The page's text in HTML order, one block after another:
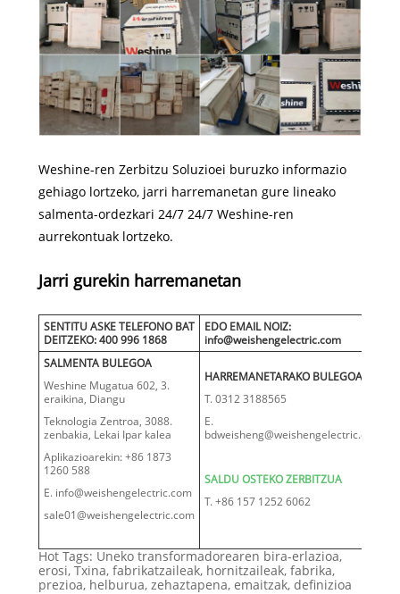
Weshine-ren Zerbitzu Soluzioei buruzko informazio
gehiago lortzeko, jarri harremanetan gure lineako
salmenta-ordezkari 24/7 24/7 Weshine-ren
aurrekontuak lortzeko.
Jarri gurekin harremanetan
SENTITU ASKE TELEFONO BAT
DEITZEKO: 400 996 1868
EDO EMAIL NOIZ:
info@weishengelectric.com
SALMENTA BULEGOA
Weshine Mugatua 602, 3.
eraikina, Diangu
Teknologia Zentroa, 3088.
zenbakia, Lekai Ipar kalea
Aplikazioarekin: +86 1873
1260 588
E. info@weishengelectric.com
sale01@weishengelectric.com
HARREMANETARAKO BULEGOA
T. 0312 3188565
E.
bdweisheng@weishengelectric.com
SALDU OSTEKO ZERBITZUA
T. +86 157 1252 6062
Hot Tags: Uneko transformadorearen bira-erlazioa,
erosi, Txina, fabrikatzaileak, hornitzaileak, fabrika,
prezioa, helburua, zehaztapena, emaitzak, definizioa